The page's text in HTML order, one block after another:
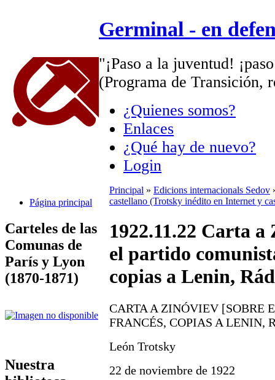
Germinal - en
"¡Paso a la juventud!
(Programa de Transición,
¿Quienes somos?
Enlaces
¿Qué hay de nuevo?
Login
Página principal
Carteles de las
Comunas de
París y Lyon
(1870-1871)
Nuestra
Principal » Edicions internacionals Sedov
castellano (Trotsky inédito en Internet y
1922.11.22 Carta
el partido
copias a Lenin,
CARTA A ZINÓVIEV [SOBRE
FRANCÉS, COPIAS A LENIN,
León Trotsky
22 de noviembre de 1922